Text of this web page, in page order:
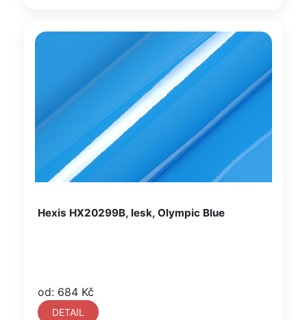
Hexis HX20299B, lesk, Olympic Blue
od: 684 Kč
DETAIL